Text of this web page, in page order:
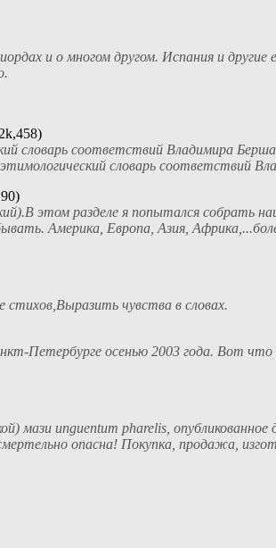
и о многом другом. Испания и другие
словарь соответствий Владимира
словарь соответствий
разделе я попытался собрать
Америка, Европа, Азия,
стихов,Выразить чувства в словах.
Петербурге осенью 2003 года. Вот что
мази unguentum pharelis,
опасна! Покупка, продажа,